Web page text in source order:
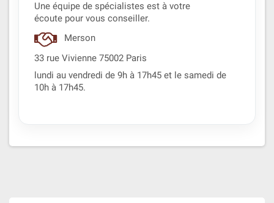
Une équipe de spécialistes est à votre
écoute pour vous conseiller.
Merson
33 rue Vivienne 75002 Paris
lundi au vendredi de 9h à 17h45 et le samedi de
10h à 17h45.